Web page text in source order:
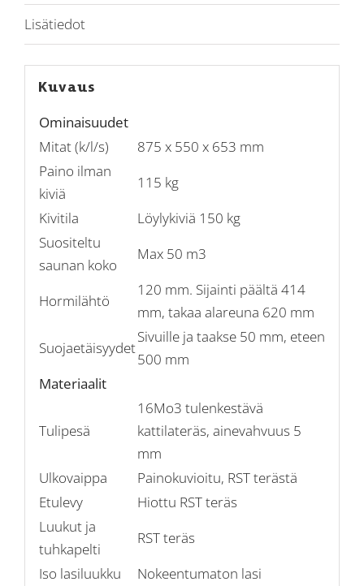
Lisätiedot
Kuvaus
Ominaisuudet
Mitat (k/l/s)
875 x 550 x 653 mm
Paino ilman
kiviä
115 kg
Kivitila
Löylykiviä 150 kg
Suositeltu
saunan koko
Max 50 m3
Hormilähtö
120 mm. Sijainti päältä 414
mm, takaa alareuna 620 mm
Suojaetäisyydet
Sivuille ja taakse 50 mm, eteen
500 mm
Materiaalit
Tulipesä
16Mo3 tulenkestävä
kattilateräs, ainevahvuus 5
mm
Ulkovaippa
Painokuvioitu, RST terästä
Etulevy
Hiottu RST teräs
Luukut ja
tuhkapelti
RST teräs
Iso lasiluukku
Nokeentumaton lasi